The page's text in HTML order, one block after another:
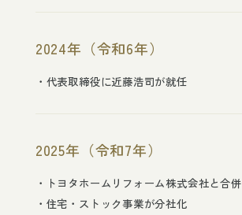
2024年（令和6年）
代表取締役に近藤浩司が就任
2025年（令和7年）
トヨタホームリフォーム株式会社と合併
住宅・ストック事業が分社化